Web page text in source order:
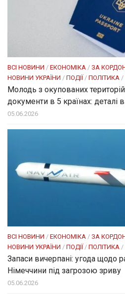
ВСІ НОВИНИ / ЕКОНОМІКА / ЗА
НОВИНИ УКРАЇНИ / ПОДІЇ / ПОЛІТИКА /
Молодь з окупованих
документи в 5 країнах: деталі
05.06.2026
ВСІ НОВИНИ / ЕКОНОМІКА / ЗА
НОВИНИ УКРАЇНИ / ПОДІЇ / ПОЛІТИКА /
Запаси вичерпані: угода щодо
Німеччини під загрозою зриву
05.06.2026